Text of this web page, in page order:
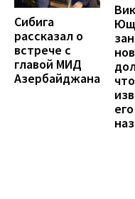
Сибига
рассказал о
встрече с
главой МИД
Азербайджана
что
его